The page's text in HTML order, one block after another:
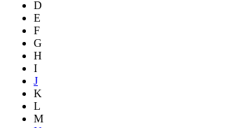
D
E
F
G
H
I
J
K
L
M